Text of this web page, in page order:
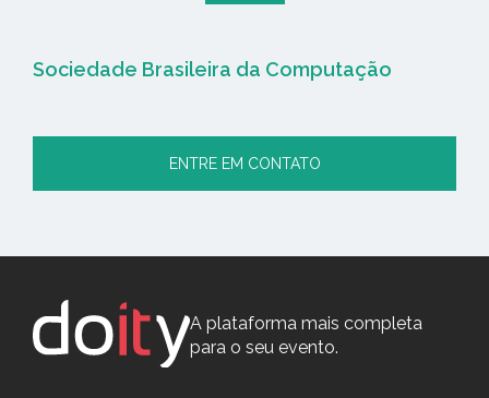
Sociedade Brasileira da Computação
ENTRE EM CONTATO
A plataforma mais completa
para o seu evento.